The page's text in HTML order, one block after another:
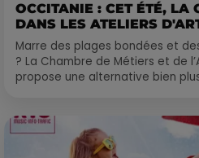
OCCITANIE : CET ÉTÉ, LA
DANS LES ATELIERS
Marre des plages bondées et
? La Chambre de Métiers et de
propose une alternative bien